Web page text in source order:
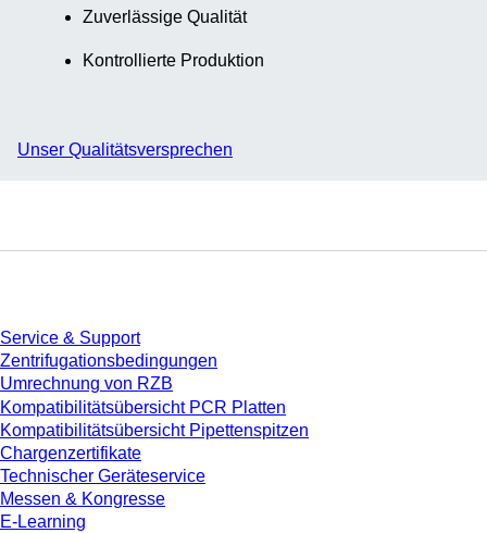
Zuverlässige Qualität
Kontrollierte Produktion
Unser Qualitätsversprechen
Service & Support
Zentrifugationsbedingungen
Umrechnung von RZB
Kompatibilitätsübersicht PCR Platten
Kompatibilitätsübersicht Pipettenspitzen
Chargenzertifikate
Technischer Geräteservice
Messen & Kongresse
E-Learning